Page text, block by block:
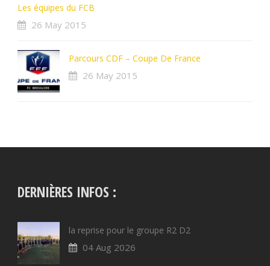
Les équipes du FCB
26 May 2015
Parcours CDF – Coupe De France
26 May 2015
DERNIÈRES INFOS :
la reprise pour le groupe R2 D2
04 Aug 2026